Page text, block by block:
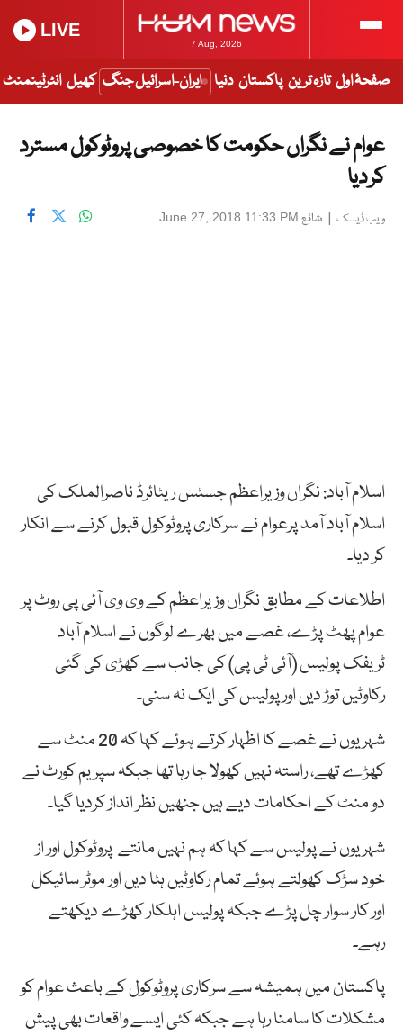
7 Aug, 2026
LIVE
صفحۂ اول تازہ ترین پاکستان دنیا ایران-اسرائیل جنگ کھیل انٹرٹینمنٹ
عوام نے نگراں حکومت کا خصوصی پروٹوکول مسترد
کر دیا
ویب ڈیسک | شائع June 27, 2018 11:33 PM
اسلام آباد: نگراں وزیراعظم جسٹس ریٹائرڈ ناصرالملک کی
اسلام آباد آمد پرعوام نے سرکاری پروٹوکول قبول کرنے سے انکار
کر دیا۔
اطلاعات کے مطابق نگراں وزیراعظم کے وی وی آئی پی روٹ پر
عوام پھٹ پڑے، غصے میں بھرے لوگوں نے اسلام آباد
ٹریفک پولیس (آئی ٹی پی) کی جانب سے کھڑی کی گئی
رکاوٹیں توڑ دیں اور پولیس کی ایک نہ سنی۔
شہریوں نے غصے کا اظہار کرتے ہوئے کہا کہ 20 منٹ سے
کھڑے تھے، راستہ نہیں کھولا جا رہا تھا جبکہ سپریم کورٹ نے
دو منٹ کے احکامات دیے ہیں جنھیں نظر انداز کردیا گیا۔
شہریوں نے پولیس سے کہا کہ ہم نہیں مانتے پروٹوکول اور از
خود سڑک کھولتے ہوئے تمام رکاوٹیں ہٹا دیں اور موٹر سائیکل
اور کار سوار چل پڑے جبکہ پولیس اہلکار کھڑے دیکھتے
رہے۔
پاکستان میں ہمیشہ سے سرکاری پروٹوکول کے باعث عوام کو
مشکلات کا سامنا رہا ہے جبکہ کئی ایسے واقعات بھی پیش